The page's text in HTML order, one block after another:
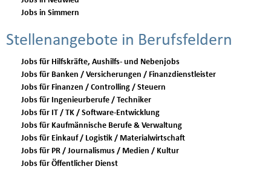
Jobs in Simmern
Stellenangebote in Berufsfeldern
Jobs für Hilfskräfte, Aushilfs- und Nebenjobs
Jobs für Banken / Versicherungen / Finanzdienstleister
Jobs für Finanzen / Controlling / Steuern
Jobs für Ingenieurberufe / Techniker
Jobs für IT / TK / Software-Entwicklung
Jobs für Kaufmännische Berufe & Verwaltung
Jobs für Einkauf / Logistik / Materialwirtschaft
Jobs für PR / Journalismus / Medien / Kultur
Jobs für Öffentlicher Dienst